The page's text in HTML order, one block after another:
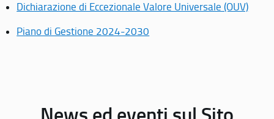
Dichiarazione di Eccezionale Valore Universale (OUV)
Piano di Gestione 2024-2030